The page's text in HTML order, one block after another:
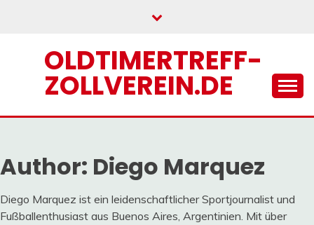
OLDTIMERTREFF-
ZOLLVEREIN.DE
Author: Diego Marquez
Diego Marquez ist ein leidenschaftlicher Sportjournalist und
Fußballenthusiast aus Buenos Aires, Argentinien. Mit über